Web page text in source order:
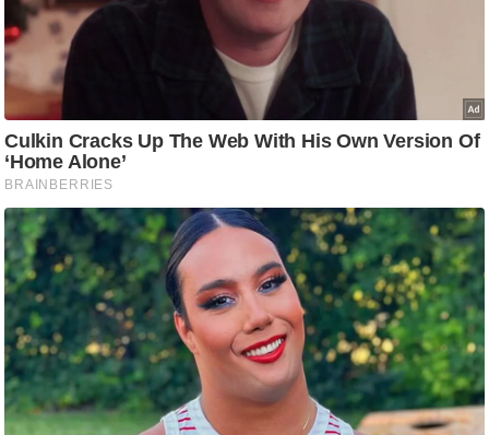
प
र्य
न
स्थ
ल
फि
ट
ने
स
मं
त्रा
रि
ले
श